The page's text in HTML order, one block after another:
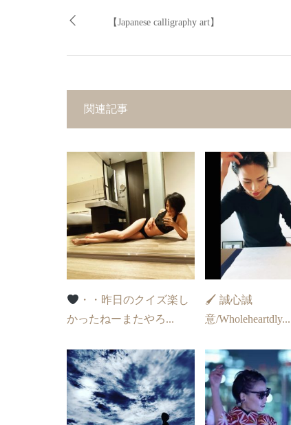
【Japanese calligraphy art】
関連記事
・・昨日のクイズ楽し
かったねーまたやろ...
🖌 誠心誠
意/Wholeheartdly...